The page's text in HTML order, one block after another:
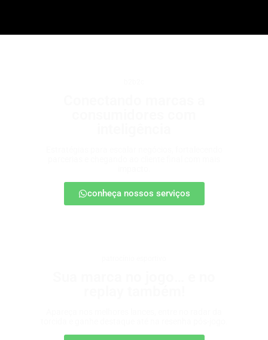
conheça nossos serviços